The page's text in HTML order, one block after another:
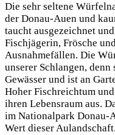
Die sehr seltene
der Donau-Auen und
taucht ausgezeichnet
Fischjägerin, Frösche
Ausnahmefällen. Die
unserer Schlangen,
Gewässer und ist an
Hoher Fischreichtum
ihren Lebensraum aus.
im Nationalpark Donau-
Wert dieser Aulandschaft.